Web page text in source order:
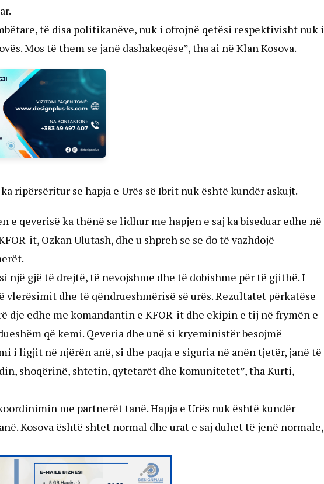
të disa politikanëve, nuk i ofrojnë qetësi respektivisht nuk i
Mos të them se janë dashakeqëse”, tha ai në Klan Kosova.
ripërsëritur se hapja e Urës së Ibrit nuk është kundër askujt.
qeverisë ka thënë se lidhur me hapjen e saj ka biseduar edhe në
it, Ozkan Ulutash, dhe u shpreh se se do të vazhdojë
një gjë të drejtë, të nevojshme dhe të dobishme për të gjithë. I
dhe të qëndrueshmërisë së urës. Rezultatet përkatëse
dje edhe me komandantin e KFOR-it dhe ekipin e tij në frymën e
që kemi. Qeveria dhe unë si kryeministër besojmë
i ligjit në njërën anë, si dhe paqja e siguria në anën tjetër, janë të
shoqërinë, shtetin, qytetarët dhe komunitetet”, tha Kurti,
me partnerët tanë. Hapja e Urës nuk është kundër
Kosova është shtet normal dhe urat e saj duhet të jenë normale,